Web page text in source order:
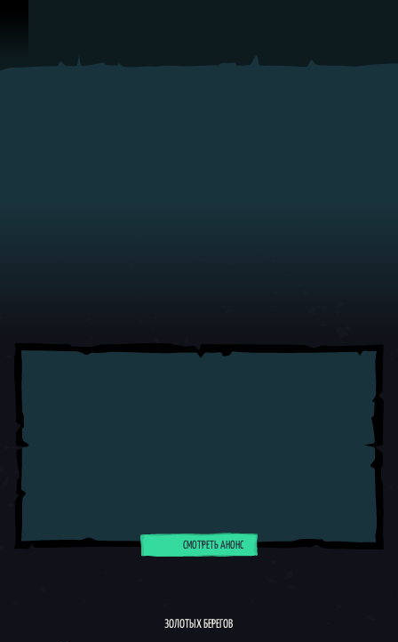
СМОТРЕТЬ АНОНС
ЗОЛОТЫХ БЕРЕГОВ